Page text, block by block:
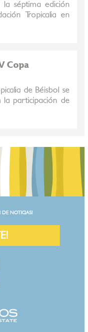
la séptima edición
Tropicalia en
Copa
de Béisbol se
la participación de
DE NOTICIAS!